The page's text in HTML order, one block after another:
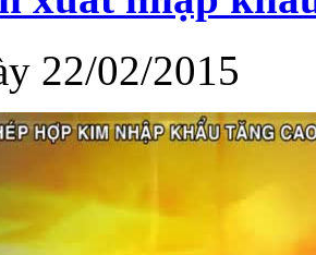
22/02/2015